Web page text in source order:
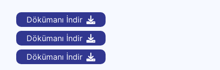
Dökümanı İndir
Dökümanı İndir
Dökümanı İndir